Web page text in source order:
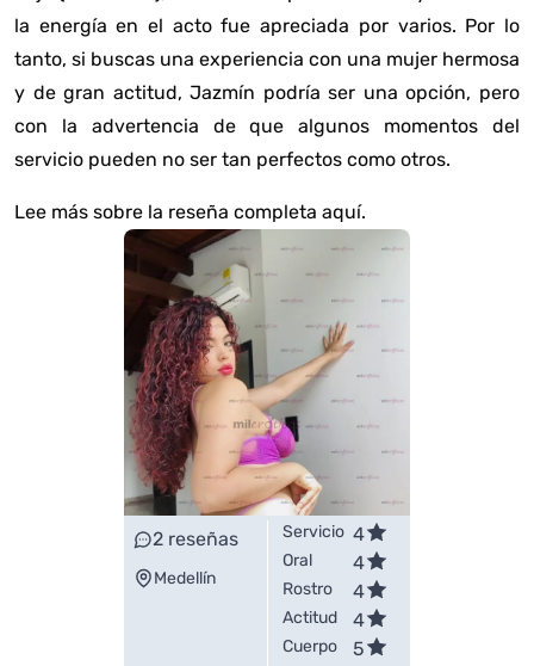
la energía en el acto fue apreciada por varios. Por lo
tanto, si buscas una experiencia con una mujer hermosa
y de gran actitud, Jazmín podría ser una opción, pero
con la advertencia de que algunos momentos del
servicio pueden no ser tan perfectos como otros.
Lee más sobre la reseña completa aquí.
2 reseñas
Medellín
Servicio 4
Oral 4
Rostro 4
Actitud 4
Cuerpo 5